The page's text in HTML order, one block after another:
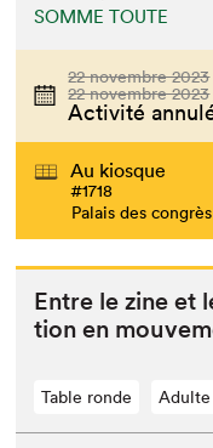
SOMME TOUTE
22 novembre 2023
22 novembre 2023
Activité
Au kiosque
#1718
Palais des
Entre le zine et
tion en
Table ronde Adulte